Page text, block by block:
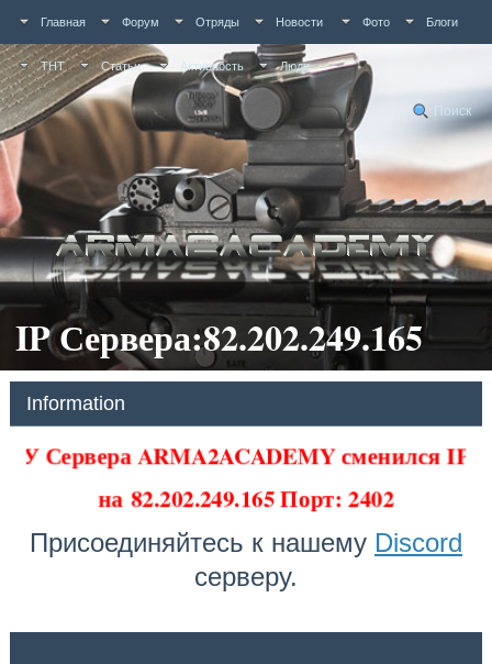
Главная Форум Отряды Новости Фото Блоги
ТНТ Статьи Активность Люди
Поиск
IP Сервера:82.202.249.165
Information
У Сервера ARMA2ACADEMY сменился IP
на82.202.249.165 Порт: 2402
Присоединяйтесь к нашему Discord
серверу.